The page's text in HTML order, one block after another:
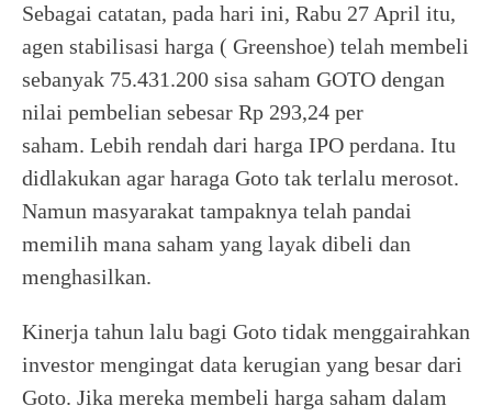
Sebagai catatan, pada hari ini, Rabu 27 April itu,
agen stabilisasi harga ( Greenshoe) telah membeli
sebanyak 75.431.200 sisa saham GOTO dengan
nilai pembelian sebesar Rp 293,24 per
saham. Lebih rendah dari harga IPO perdana. Itu
didlakukan agar haraga Goto tak terlalu merosot.
Namun masyarakat tampaknya telah pandai
memilih mana saham yang layak dibeli dan
menghasilkan.
Kinerja tahun lalu bagi Goto tidak menggairahkan
investor mengingat data kerugian yang besar dari
Goto. Jika mereka membeli harga saham dalam